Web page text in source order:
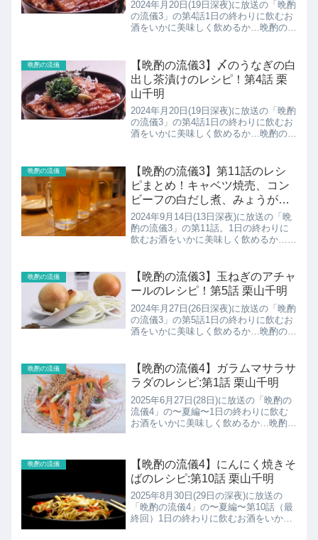
2024年月20日(19日深夜)に放送の「晩酌
の流儀3」の第4話1日の終わりに飲むお
酒をいかに美味しく飲めるか…晩酌のた
フルコースこちらではうなぎのたっぷり
薬味のう...
晩酌の流儀
【晩酌の流儀3】〆のうなぎの白
出し茶漬けのレシピ！第4話 栗
山千明
2024年月20日(19日深夜)に放送の「晩酌
の流儀3」の第4話1日の終わりに飲むお
酒をいかに美味しく飲めるか…晩酌のた
フルコースこちらでは〆のうなぎの白出
し茶漬け...
晩酌の流儀
【晩酌の流儀3】第11話のレシ
ピまとめ！キャベツ焼売、コン
ビーフの白だし煮、みょうがの
いぶりがっこ和え
2024年9月14日(13日深夜)に放送の「晩
酌の流儀3」の第11話。1日の終わりに
飲むお酒をいかに美味しく飲めるか…晩
では第11話で作られていたレシピのま
とめ、キャベ...
晩酌の流儀
【晩酌の流儀3】玉ねぎのアチャ
ールのレシピ！第5話 栗山千明
2024年月27日(26日深夜)に放送の「晩酌
の流儀3」の第5話1日の終わりに飲むお
酒をいかに美味しく飲めるか…晩酌のた
話で作られていた玉ねぎのアチャールの
レシピの紹...
晩酌の流儀
【晩酌の流儀4】ガラムマサラサ
ラダのレシピ:第1話 栗山千明
2025年6月27日(28日)に放送の「晩酌の
流儀4」の〜夏編〜1日の終わりに飲む
お酒をいかに美味しく飲めるか…晩酌の
今夜の“至極の一杯"に全てをかける主人
公・美幸...
晩酌の流儀
【晩酌の流儀4】にんにく焼きそ
ばのレシピ:第10話 栗山千明
2025年8月30日(29日の深夜)に放送の
「晩酌の流儀4」の〜夏編〜第10話（最
終回）1日の終わりに飲むお酒をいかに